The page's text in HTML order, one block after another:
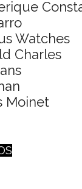
Watches
Charles
Moinet